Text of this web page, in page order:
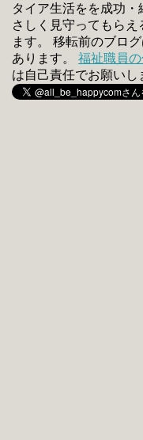
タイア生活をを成功
さしく見守ってもら
ます。 移転前のブロ
あります。 福祉職員
は自己責任でお願いし